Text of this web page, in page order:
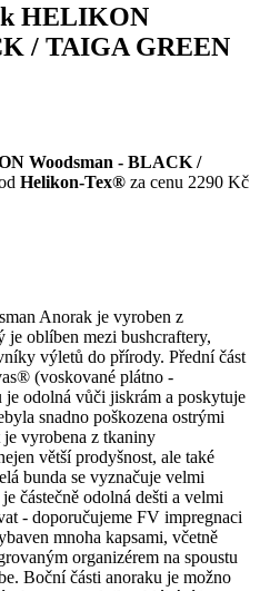
HELIKON
/ TAIGA GREEN
Woodsman - BLACK /
Helikon-Tex® za cenu 2290 Kč
Anorak je vyroben z
oblíben mezi bushcraftery,
výletů do přírody. Přední část
(voskované plátno -
odolná vůči jiskrám a poskytuje
snadno poškozena ostrými
vyrobena z tkaniny
větší prodyšnost, ale také
bunda se vyznačuje velmi
částečně odolná dešti a velmi
- doporučujeme FV impregnaci
mnoha kapsami, včetně
organizérem na spoustu
Boční části anoraku je možno